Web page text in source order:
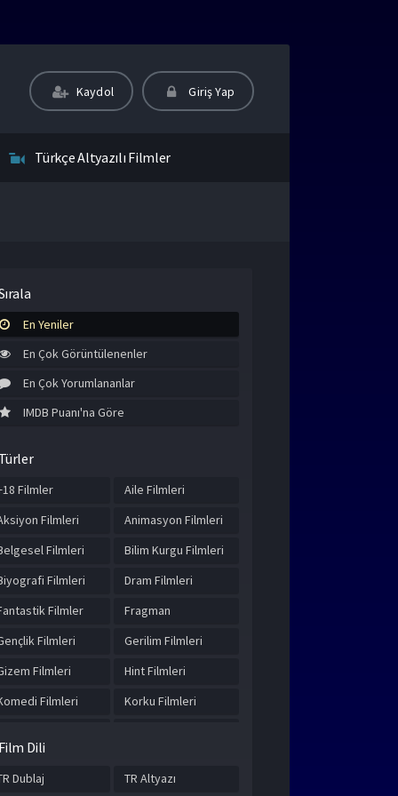
Kaydol Giriş Yap
Türkçe Altyazılı Filmler
En Yeniler
En Çok Görüntülenenler
En Çok Yorumlananlar
IMDB Puanı'na Göre
Türler
Filmler
Aile Filmleri
Filmleri
Animasyon Filmleri
Filmleri
Bilim Kurgu Filmleri
Filmleri
Dram Filmleri
Filmler
Fragman
Filmleri
Gerilim Filmleri
Filmleri
Hint Filmleri
Filmleri
Korku Filmleri
Film Dili
Dublaj TR Altyazı